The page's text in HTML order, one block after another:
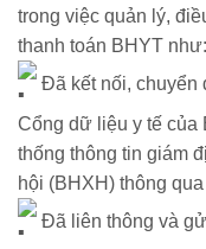
trong việc quản lý,
thanh toán BHYT như:
Đã kết nối, chuyển
Cổng dữ liệu y tế của
thống thông tin giám
hội (BHXH) thông
Đã liên thông và